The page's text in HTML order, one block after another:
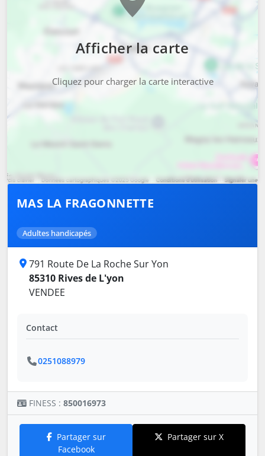
Afficher la carte
Cliquez pour charger la carte interactive
MAS LA FRAGONNETTE
Adultes handicapés
791 Route De La Roche Sur Yon
85310 Rives de L'yon
VENDEE
Contact
0251088979
FINESS : 850016973
Partager sur
Facebook
Partager sur X